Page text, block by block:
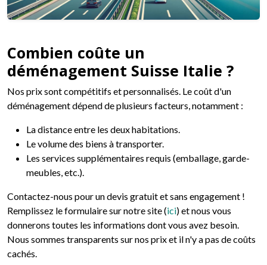
Combien coûte un
déménagement Suisse Italie ?
Nos prix sont compétitifs et personnalisés. Le coût d'un
déménagement dépend de plusieurs facteurs, notamment :
La distance entre les deux habitations.
Le volume des biens à transporter.
Les services supplémentaires requis (emballage, garde-
meubles, etc.).
Contactez-nous pour un devis gratuit et sans engagement !
Remplissez le formulaire sur notre site (ici) et nous vous
donnerons toutes les informations dont vous avez besoin.
Nous sommes transparents sur nos prix et il n'y a pas de coûts
cachés.